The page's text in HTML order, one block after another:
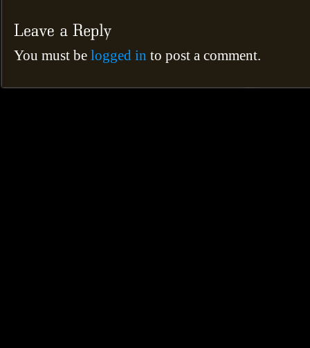
You must be logged in to post a comment.